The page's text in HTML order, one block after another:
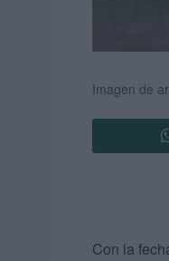
Imagen de
Con la